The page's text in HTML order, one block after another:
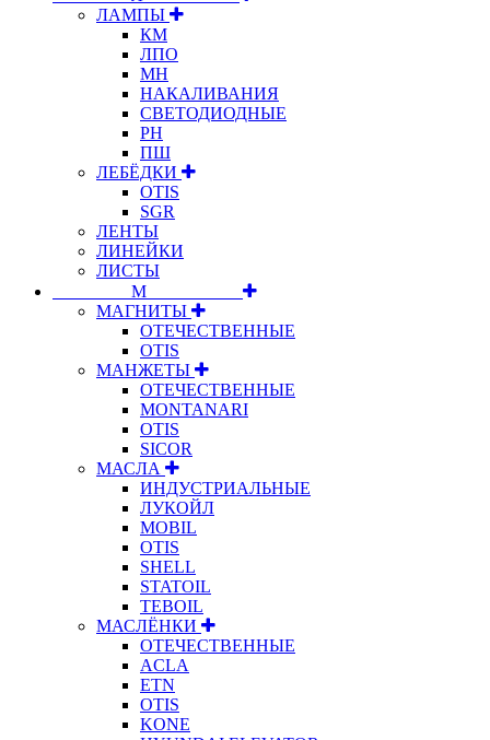
ЛАМПЫ
КМ
ЛПО
МН
НАКАЛИВАНИЯ
СВЕТОДИОДНЫЕ
РН
ПШ
ЛЕБЁДКИ
OTIS
SGR
ЛЕНТЫ
ЛИНЕЙКИ
ЛИСТЫ
⠀⠀⠀⠀⠀⠀М⠀⠀⠀⠀⠀⠀⠀
МАГНИТЫ
ОТЕЧЕСТВЕННЫЕ
OTIS
МАНЖЕТЫ
ОТЕЧЕСТВЕННЫЕ
MONTANARI
OTIS
SICOR
МАСЛА
ИНДУСТРИАЛЬНЫЕ
ЛУКОЙЛ
MOBIL
OTIS
SHELL
STATOIL
TEBOIL
МАСЛЁНКИ
ОТЕЧЕСТВЕННЫЕ
ACLA
ETN
OTIS
KONE